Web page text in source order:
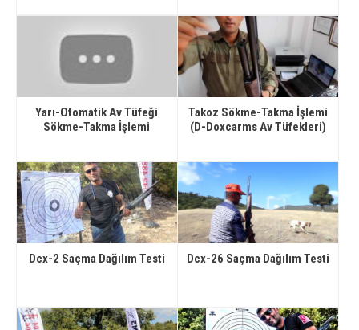
Yarı-Otomatik Av Tüfeği
Sökme-Takma İşlemi
Takoz Sökme-Takma İşlemi
(D-Doxcarms Av Tüfekleri)
Dcx-2 Saçma Dağılım Testi Dcx-26 Saçma Dağılım Testi